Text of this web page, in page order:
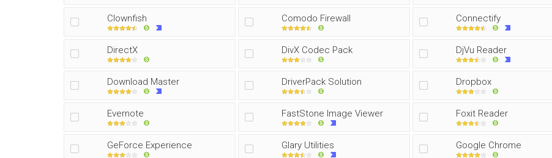
Clownfish Comodo Firewall Connectify
DirectX DivX Codec Pack DjVu Reader
Download Master DriverPack Solution Dropbox
Evernote FastStone Image Viewer Foxit Reader
GeForce Experience Glary Utilities Google Chrome